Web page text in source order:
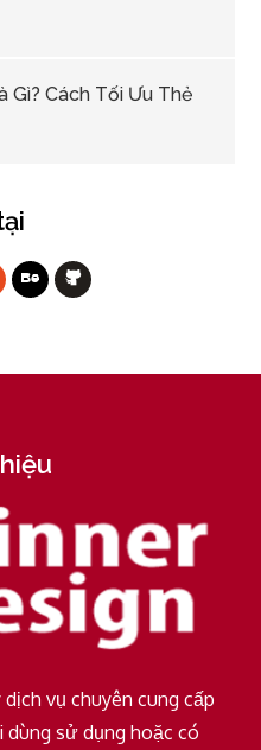
Gì? Cách Tối Ưu Thẻ
vụ chuyên cung cấp
sử dụng hoặc có